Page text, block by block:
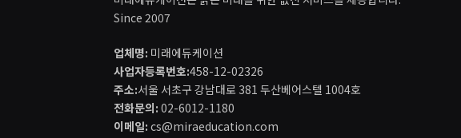
Since 2007
업체명: 미래에듀케이션
사업자등록번호:458-12-02326
주소:서울 서초구 강남대로 381 두산베어스텔 1004호
전화문의: 02-6012-1180
이메일: cs@miraeducation.com